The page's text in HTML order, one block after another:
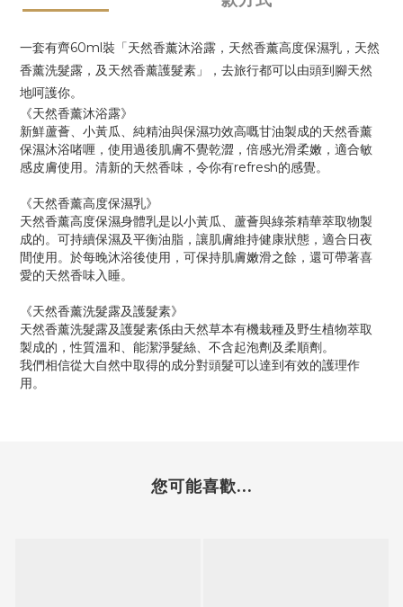
一套有齊60ml裝「天然香薰沐浴露，天然香薰高度保濕乳，天然
香薰洗髮露，及天然香薰護髮素」，去旅行都可以由頭到腳天然
地呵護你。
《天然香薰沐浴露》
新鮮蘆薈、小黃瓜、純精油與保濕功效高嘅甘油製成的天然香薰
保濕沐浴啫喱，使用過後肌膚不覺乾澀，倍感光滑柔嫩，適合敏
感皮膚使用。清新的天然香味，令你有refresh的感覺。
《天然香薰高度保濕乳》
天然香薰高度保濕身體乳是以小黃瓜、蘆薈與綠茶精華萃取物製
成的。可持續保濕及平衡油脂，讓肌膚維持健康狀態，適合日夜
間使用。於每晚沐浴後使用，可保持肌膚嫩滑之餘，還可帶著喜
愛的天然香味入睡。
《天然香薰洗髮露及護髮素》
天然香薰洗髮露及護髮素係由天然草本有機栽種及野生植物萃取
製成的，性質溫和、能潔淨髮絲、不含起泡劑及柔順劑。
我們相信從大自然中取得的成分對頭髮可以達到有效的護理作
用。
您可能喜歡...